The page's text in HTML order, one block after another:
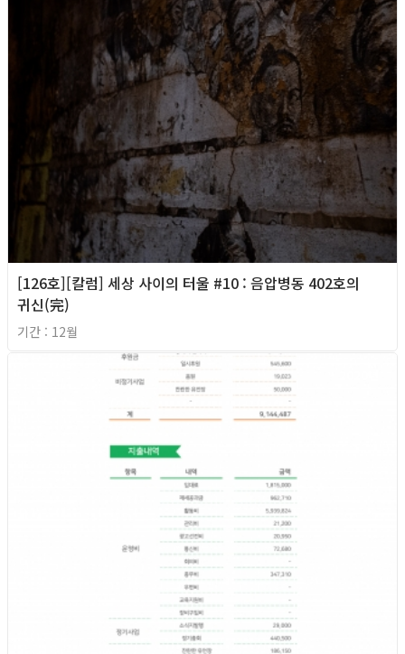
[126호][칼럼] 세상 사이의 터울 #10 : 음압병동 402호의
귀신(完)
기간 : 12월